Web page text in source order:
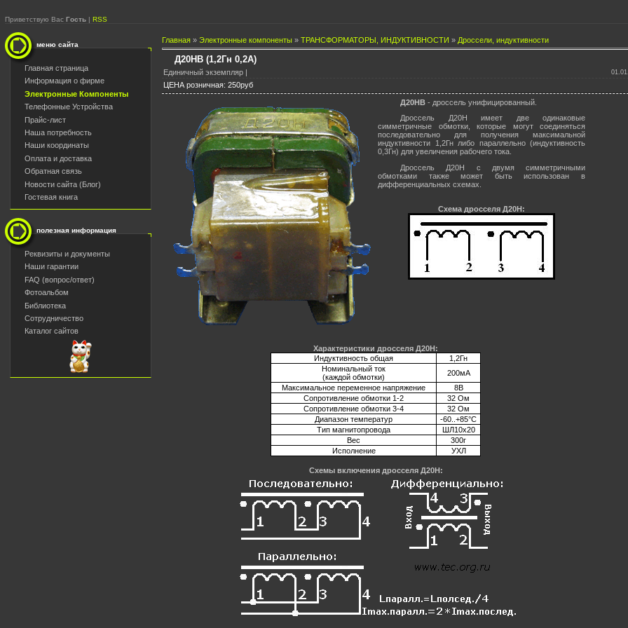
Приветствую Вас Гость | RSS
меню сайта
Главная страница
Информация о фирме
Электронные Компоненты
Телефонные Устройства
Прайс-лист
Наша потребность
Наши координаты
Оплата и доставка
Обратная связь
Новости сайта (Блог)
Гостевая книга
полезная информация
Реквизиты и документы
Наши гарантии
FAQ (вопрос/ответ)
Фотоальбом
Библиотека
Сотрудничество
Каталог сайтов
Главная » Электронные компоненты » ТРАНСФОРМАТОРЫ, ИНДУКТИВНОСТИ » Дроссели, индуктивности
Д20НВ (1,2Гн 0,2А)
Единичный экземпляр |
ЦЕНА розничная: 250руб
Д20НВ - дроссель унифицированный.
Дроссель Д20Н имеет две одинаковые
симметричные обмотки, которые могут соединяться
последовательно для получения максимальной
индуктивности 1,2Гн либо параллельно (индуктивность
0,3Гн) для увеличения рабочего тока.
Дроссель Д20Н с двумя симметричными
обмотками также может быть использован в
дифференциальных схемах.
Схема дросселя Д20Н:
Характеристики дросселя Д20Н:
Индуктивность общая
1,2Гн
Номинальный ток
(каждой обмотки)
200мА
Максимальное переменное напряжение
8В
Сопротивление обмотки 1-2
32 Ом
Сопротивление обмотки 3-4
32 Ом
Диапазон температур
-60..+85°C
Тип магнитопровода
ШЛ10х20
Вес
300г
Исполнение
УХЛ
Схемы включения дросселя Д20Н: